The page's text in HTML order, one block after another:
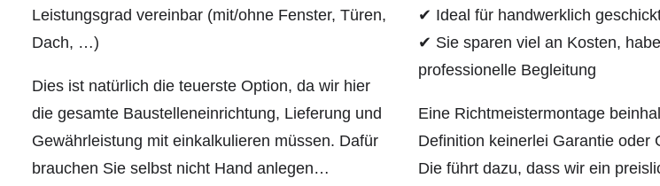
Leistungsgrad vereinbar (mit/ohne Fenster, Türen,
Dach, …)
Dies ist natürlich die teuerste Option, da wir hier
die gesamte Baustelleneinrichtung, Lieferung und
Gewährleistung mit einkalkulieren müssen. Dafür
brauchen Sie selbst nicht Hand anlegen…
✔ Ideal für handwerklich
✔ Sie sparen viel an Kosten,
professionelle Begleitung
Eine Richtmeistermontage
Definition keinerlei Garantie oder
Die führt dazu, dass wir ein